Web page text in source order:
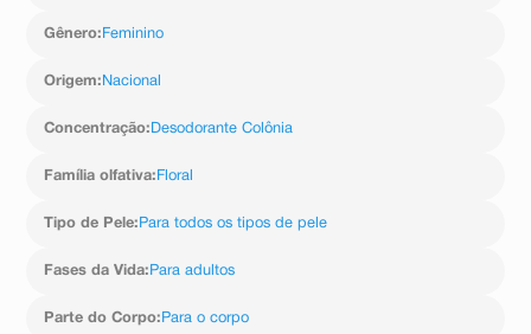
Gênero: Feminino
Origem: Nacional
Concentração: Desodorante Colônia
Família olfativa: Floral
Tipo de Pele: Para todos os tipos de pele
Fases da Vida: Para adultos
Parte do Corpo: Para o corpo